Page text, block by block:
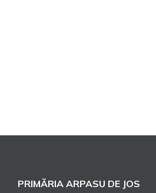
PRIMĂRIA ARPASU DE JOS